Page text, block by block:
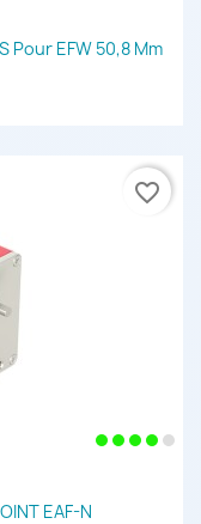
Pour EFW 50,8 Mm
EAF-N
favorite_border